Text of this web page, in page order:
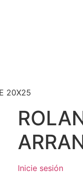
20X25
Inicie sesión